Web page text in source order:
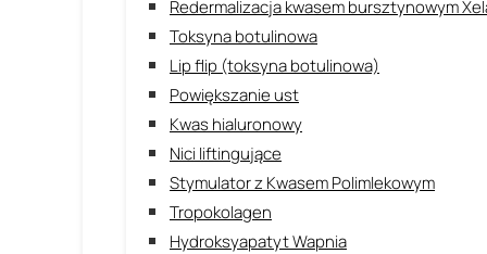
Redermalizacja kwasem bursztynowym
Toksyna botulinowa
Lip flip (toksyna botulinowa)
Powiększanie ust
Kwas hialuronowy
Nici liftingujące
Stymulator z Kwasem Polimlekowym
Tropokolagen
Hydroksyapatyt Wapnia